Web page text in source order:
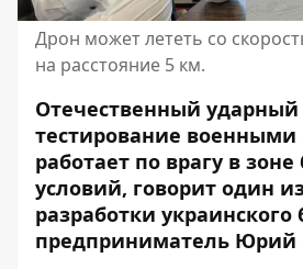
Дрон может лететь со
на расстояние 5 км.
Отечественный
тестирование
работает по врагу в
условий, говорит один
разработки украинского
предприниматель Юрий